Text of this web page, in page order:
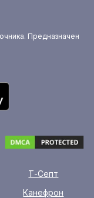
Предназначен
Т-Септ
Канефрон